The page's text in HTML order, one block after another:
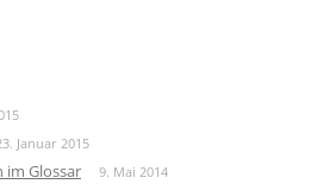
Januar 2015
im Glossar 9. Mai 2014